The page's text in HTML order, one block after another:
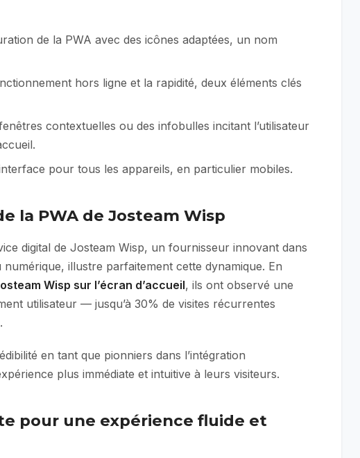
de la PWA avec des icônes adaptées, un nom
hors ligne et la rapidité, deux éléments clés
contextuelles ou des infobulles incitant l’utilisateur
pour tous les appareils, en particulier mobiles.
la PWA de Josteam Wisp
digital de Josteam Wisp, un fournisseur innovant dans
numérique, illustre parfaitement cette dynamique. En
Wisp sur l’écran d’accueil, ils ont observé une
utilisateur — jusqu’à 30% de visites récurrentes
en tant que pionniers dans l’intégration
plus immédiate et intuitive à leurs visiteurs.
pour une expérience fluide et